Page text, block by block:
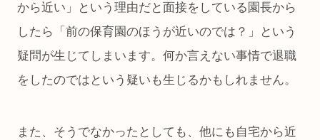
から近い」という理由だと面接をしている園長から
したら「前の保育園のほうが近いのでは？」という
疑問が生じてしまいます。何か言えない事情で退職
をしたのではという疑いも生じるかもしれません。
また、そうでなかったとしても、他にも自宅から近